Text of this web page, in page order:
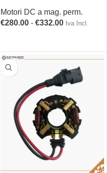
Motori DC a mag. perm.
€280.00 - €332.00 Iva Incl.